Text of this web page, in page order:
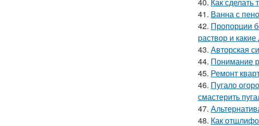
41. Ванна с
42. Пропорции
раствор и
43. Авторская
44. Понимание
45. Ремонт
46. Пугало
смастерить
47.
48. Как